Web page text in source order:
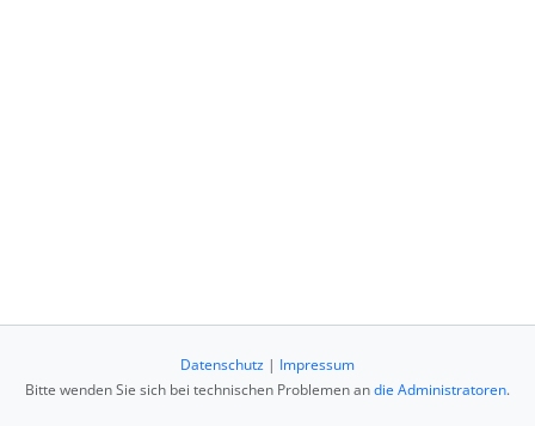
Datenschutz | Impressum
Bitte wenden Sie sich bei technischen Problemen andie Administratoren.